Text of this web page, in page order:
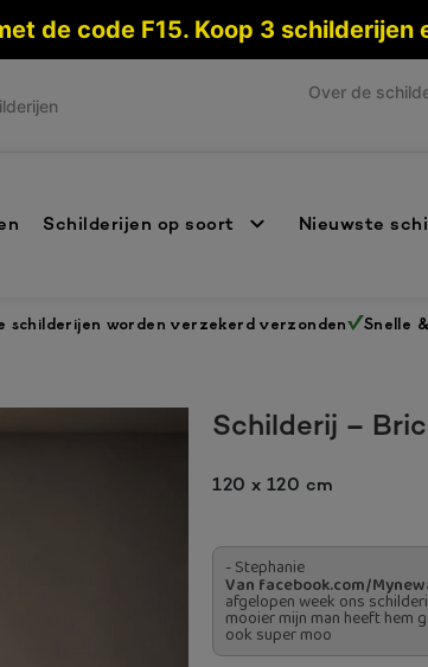
de code F15. Koop 3 schilderijen
Over de
Schilderijen op soort Nieuwste
schilderijen worden verzekerd verzonden Snelle
Schilderij –
120 x 120 cm
- Stephanie
Van facebook.com/
afgelopen week ons
mooier mijn man heeft hem
ook super moo